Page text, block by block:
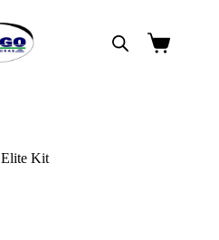
Carro
Elite Kit